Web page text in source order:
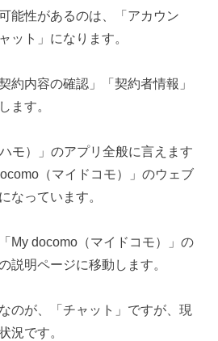
能性があるのは、「アカウン
ット」になります。
約内容の確認」「契約者情報」
ます。
モ）」のアプリ全般に言えます
（マイドコモ）」のウェブ
なっています。
My docomo（マイドコモ）」の
説明ページに移動します。
のが、「チャット」ですが、現
況です。